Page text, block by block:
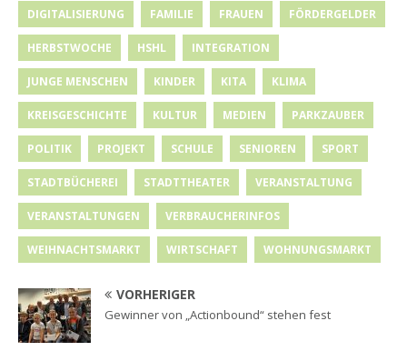
DIGITALISIERUNG FAMILIE FRAUEN FÖRDERGELDER
HERBSTWOCHE HSHL INTEGRATION
JUNGE MENSCHEN KINDER KITA KLIMA
KREISGESCHICHTE KULTUR MEDIEN PARKZAUBER
POLITIK PROJEKT SCHULE SENIOREN SPORT
STADTBÜCHEREI STADTTHEATER VERANSTALTUNG
VERANSTALTUNGEN VERBRAUCHERINFOS
WEIHNACHTSMARKT WIRTSCHAFT WOHNUNGSMARKT
VORHERIGER
Gewinner von „Actionbound“ stehen fest